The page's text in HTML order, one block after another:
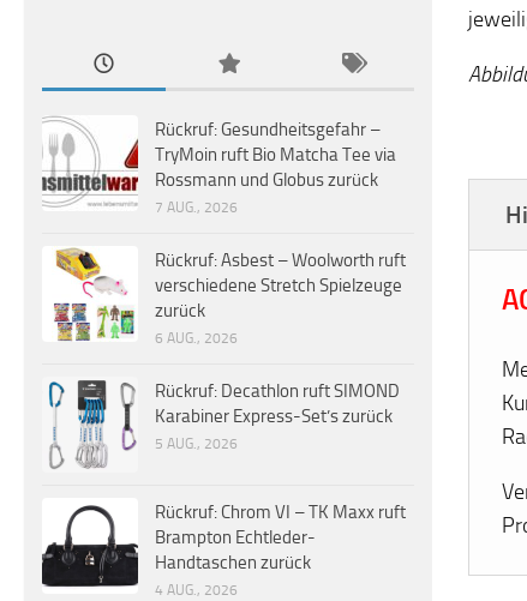
Rückruf: Gesundheitsgefahr –
TryMoin ruft Bio Matcha Tee via
Rossmann und Globus zurück
7 AUG., 2026
Rückruf: Asbest – Woolworth ruft
verschiedene Stretch Spielzeuge
zurück
6 AUG., 2026
Rückruf: Decathlon ruft SIMOND
Karabiner Express-Set’s zurück
5 AUG., 2026
Rückruf: Chrom VI – TK Maxx ruft
Brampton Echtleder-
Handtaschen zurück
4 AUG., 2026